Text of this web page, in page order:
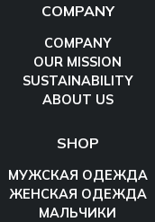
COMPANY
COMPANY
OUR MISSION
SUSTAINABILITY
ABOUT US
SHOP
МУЖСКАЯ ОДЕЖДА
ЖЕНСКАЯ ОДЕЖДА
МАЛЬЧИКИ